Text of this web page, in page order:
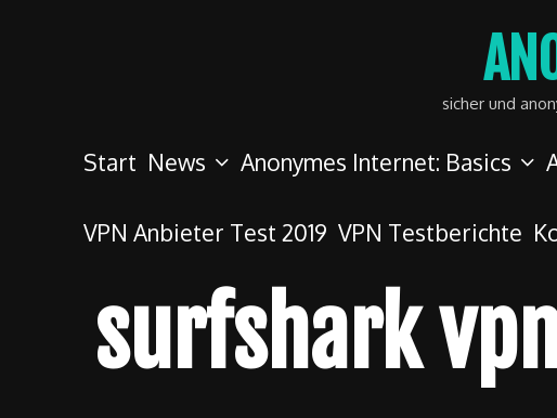
sicher und
Start News Anonymes Internet: Basics
VPN Anbieter Test 2019 VPN Testberichte
surfshark